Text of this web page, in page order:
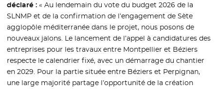
déclaré :« Au lendemain du vote du budget 2026 de la
SLNMP et de la confirmation de l’engagement de Sète
agglopôle méditerranée dans le projet, nous posons de
nouveaux jalons. Le lancement de l’appel à candidatures des
entreprises pour les travaux entre Montpellier et Béziers
respecte le calendrier fixé, avec un démarrage du chantier
en 2029. Pour la partie située entre Béziers et Perpignan,
une large majorité partage l’opportunité de la création